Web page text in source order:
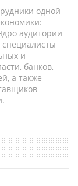
одной
аудитории
и
банков,
а также